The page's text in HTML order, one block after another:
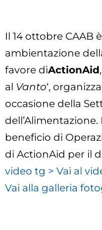
Il 14 ottobre CAAB
ambientazione
favore diActionAid
al Vanto‘,
occasione della
dell’Alimentazione.
beneficio di
di ActionAid per il
video tg > Vai al
Vai alla galleria